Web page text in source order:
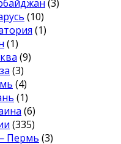
(3)
(10)
(1)
(1)
(9)
(3)
(4)
(1)
(6)
(335)
Пермь (3)